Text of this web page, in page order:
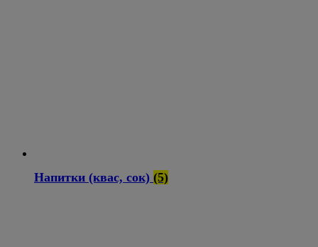
Напитки (квас, сок) (5)